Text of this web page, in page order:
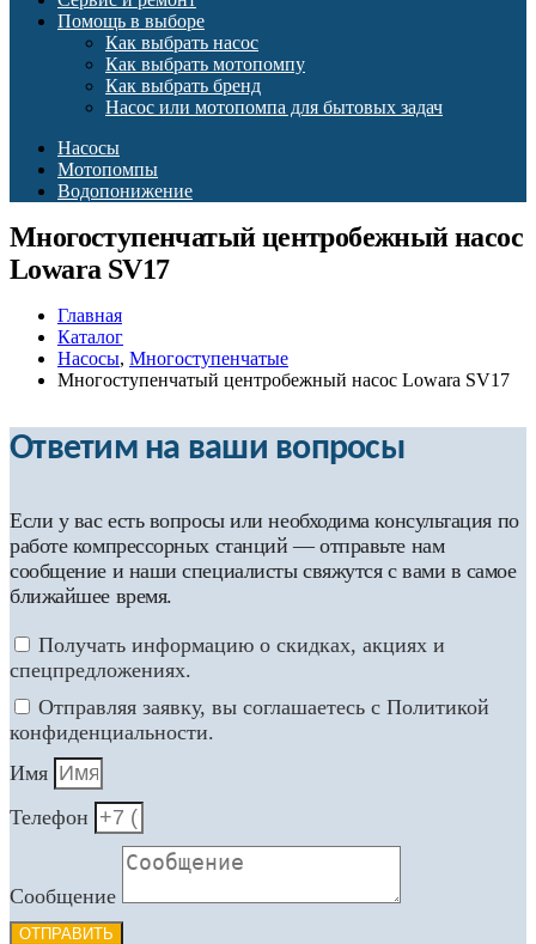
Помощь в выборе
Как выбрать насос
Как выбрать мотопомпу
Как выбрать бренд
Насос или мотопомпа для бытовых задач
Насосы
Мотопомпы
Водопонижение
Многоступенчатый центробежный насос
Lowara SV17
Главная
Каталог
Насосы, Многоступенчатые
Многоступенчатый центробежный насос Lowara SV17
Ответим на ваши вопросы
Если у вас есть вопросы или необходима консультация по
работе компрессорных станций — отправьте нам
сообщение и наши специалисты свяжутся с вами в самое
ближайшее время.
Получать информацию о скидках, акциях и
спецпредложениях.
Отправляя заявку, вы соглашаетесь с Политикой
конфиденциальности.
Имя
Телефон
Сообщение
ОТПРАВИТЬ